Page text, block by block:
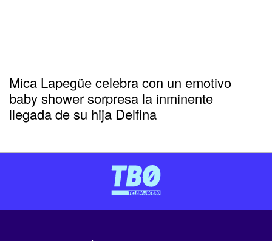
Mica Lapegüe celebra con un emotivo
baby shower sorpresa la inminente
llegada de su hija Delfina